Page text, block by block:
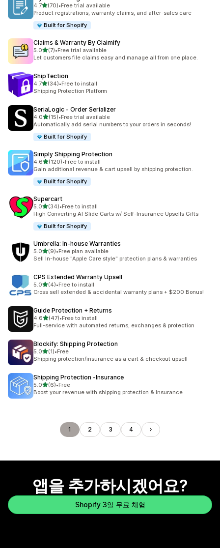
4.7별 5개 중
(70)
총 리뷰 70개
•Free trial available
Product registrations, warranty claims, and after-sales care
Built for Shopify
Claims & Warranty By Claimify
5.0별 5개 중
(7)
총 리뷰 7개
•Free trial available
Let customers file claims easy and manage all from one place.
ShipTection
4.7별 5개 중
(34)
총 리뷰 34개
•Free to install
Shipping Protection Platform
SeriaLogic ‑ Order Serializer
4.0별 5개 중
(15)
총 리뷰 15개
•Free trial available
Automatically add serial numbers to your orders in seconds!
Built for Shopify
Simply Shipping Protection
4.6별 5개 중
(120)
총 리뷰 120개
•Free to install
Gain additional revenue & cart upsell by shipping protection.
Built for Shopify
Supercart
5.0별 5개 중
(34)
총 리뷰 34개
•Free to install
High Converting AI Slide Carts w/ Self-Insurance Upsells Gifts
Built for Shopify
Umbrella: In‑house Warranties
5.0별 5개 중
(9)
총 리뷰 9개
•Free plan available
Sell In-house "Apple Care style" protection plans & warranties
CPS Extended Warranty Upsell
5.0별 5개 중
(4)
총 리뷰 4개
•Free to install
Cross sell extended & accidental warranty plans + $200 Bonus!
Guide Protection + Returns
4.6별 5개 중
(47)
총 리뷰 47개
•Free to install
Full-service with automated returns, exchanges & protection
Blockify: Shipping Protection
5.0별 5개 중
(1)
총 리뷰 1개
•Free
Shipping protection/insurance as a cart & checkout upsell
Shipping Protection ‑Insurance
5.0별 5개 중
(6)
총 리뷰 6개
•Free
Boost your revenue with shipping protection & Insurance
1 2 3 4
앱을 추가하시겠어요?
Shopify 3일 무료 체험